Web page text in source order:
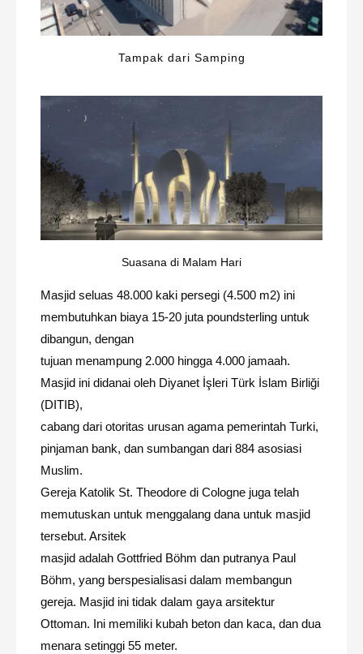
Tampak dari Samping
Suasana di Malam Hari
Masjid seluas 48.000 kaki persegi (4.500 m2) ini
membutuhkan biaya 15-20 juta poundsterling untuk
dibangun, dengan
tujuan menampung 2.000 hingga 4.000 jamaah.
Masjid ini didanai oleh Diyanet İşleri Türk İslam Birliği
(DITIB),
cabang dari otoritas urusan agama pemerintah Turki,
pinjaman bank, dan sumbangan dari 884 asosiasi
Muslim.
Gereja Katolik St. Theodore di Cologne juga telah
memutuskan untuk menggalang dana untuk masjid
tersebut. Arsitek
masjid adalah Gottfried Böhm dan putranya Paul
Böhm, yang berspesialisasi dalam membangun
gereja. Masjid ini tidak dalam gaya arsitektur
Ottoman. Ini memiliki kubah beton dan kaca, dan dua
menara setinggi 55 meter.